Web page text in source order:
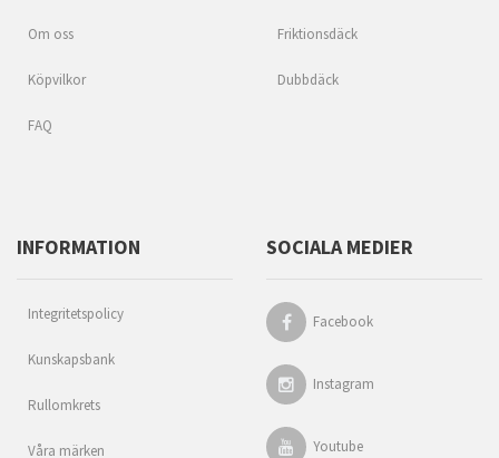
Om oss
Köpvilkor
FAQ
Friktionsdäck
Dubbdäck
INFORMATION
Integritetspolicy
Kunskapsbank
Rullomkrets
Våra märken
SOCIALA MEDIER
Facebook
Instagram
Youtube